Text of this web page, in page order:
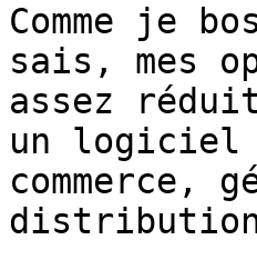
Comme je
sais, mes
assez
un logiciel
commerce,